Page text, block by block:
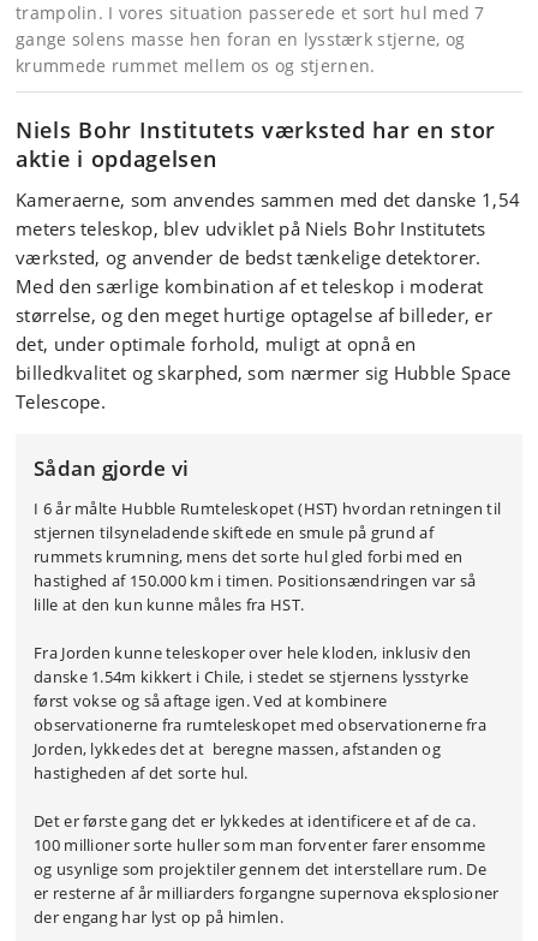
trampolin. I vores situation passerede et sort hul med 7
gange solens masse hen foran en lysstærk stjerne, og
krummede rummet mellem os og stjernen.
Niels Bohr Institutets værksted har en stor
aktie i opdagelsen
Kameraerne, som anvendes sammen med det danske 1,54
meters teleskop, blev udviklet på Niels Bohr Institutets
værksted, og anvender de bedst tænkelige detektorer.
Med den særlige kombination af et teleskop i moderat
størrelse, og den meget hurtige optagelse af billeder, er
det, under optimale forhold, muligt at opnå en
billedkvalitet og skarphed, som nærmer sig Hubble Space
Telescope.
Sådan gjorde vi
I 6 år målte Hubble Rumteleskopet (HST) hvordan retningen til
stjernen tilsyneladende skiftede en smule på grund af
rummets krumning, mens det sorte hul gled forbi med en
hastighed af 150.000 km i timen. Positionsændringen var så
lille at den kun kunne måles fra HST.
Fra Jorden kunne teleskoper over hele kloden, inklusiv den
danske 1.54m kikkert i Chile, i stedet se stjernens lysstyrke
først vokse og så aftage igen. Ved at kombinere
observationerne fra rumteleskopet med observationerne fra
Jorden, lykkedes det at beregne massen, afstanden og
hastigheden af det sorte hul.
Det er første gang det er lykkedes at identificere et af de ca.
100 millioner sorte huller som man forventer farer ensomme
og usynlige som projektiler gennem det interstellare rum. De
er resterne af år milliarders forgangne supernova eksplosioner
der engang har lyst op på himlen.